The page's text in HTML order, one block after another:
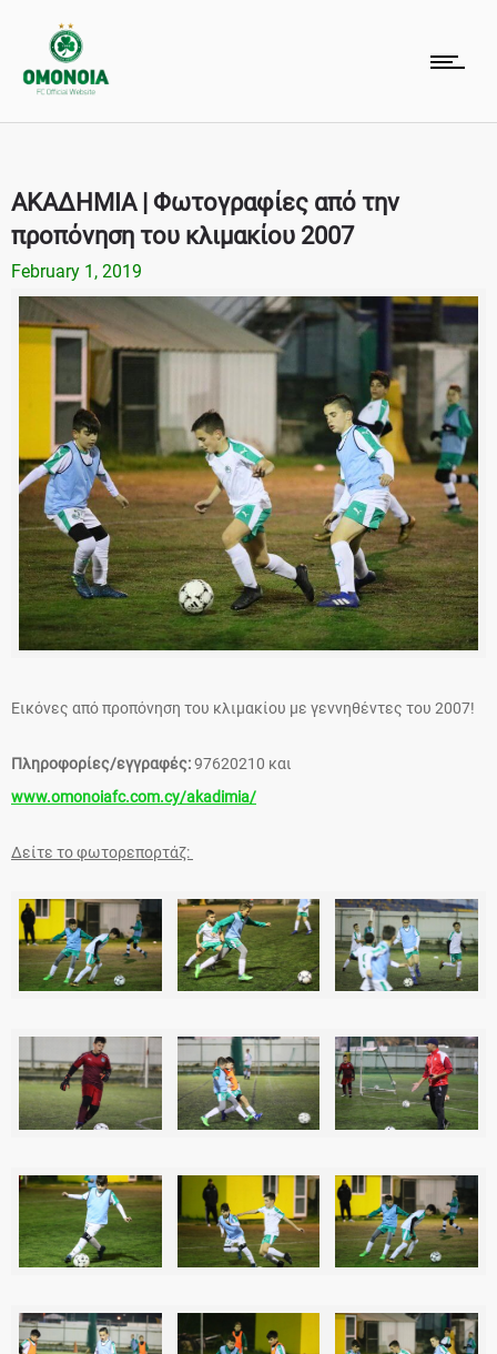
ΑΚΑΔΗΜΙΑ | Φωτογραφίες από την
προπόνηση του κλιμακίου 2007
February 1, 2019
Εικόνες από προπόνηση του κλιμακίου με γεννηθέντες του 2007!
Πληροφορίες/εγγραφές:97620210 και
www.omonoiafc.com.cy/akadimia/
Δείτε το φωτορεπορτάζ: